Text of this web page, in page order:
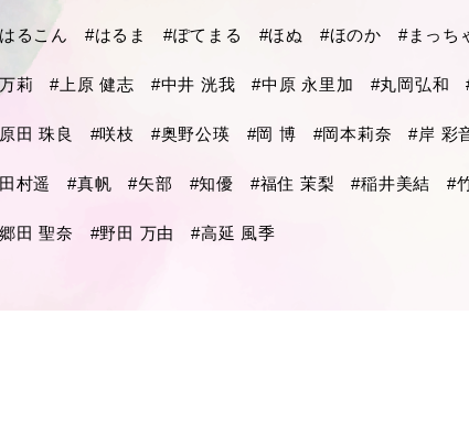
るこん #はるま #ぽてまる #ほぬ #ほのか #まっち
莉 #上原 健志 #中井 洸我 #中原 永里加 #丸岡弘和
田 珠良 #咲枝 #奥野公瑛 #岡 博 #岡本莉奈 #岸 彩
村遥 #真帆 #矢部 #知優 #福住 茉梨 #稲井美結 #
田 聖奈 #野田 万由 #高延 風季